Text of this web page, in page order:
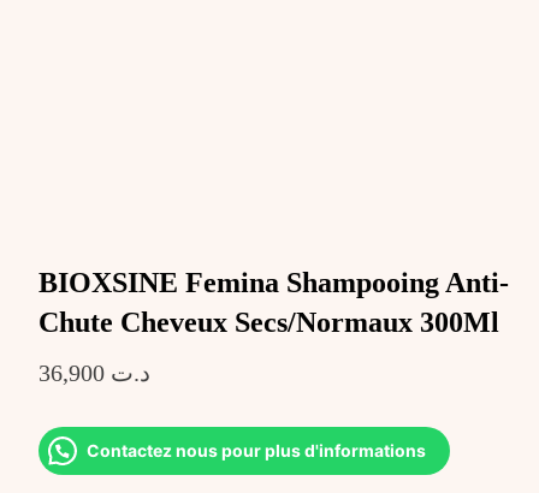
BIOXSINE Femina Shampooing Anti-
Chute Cheveux Secs/Normaux 300Ml
د.ت 36,900
Contactez nous pour plus d'informations